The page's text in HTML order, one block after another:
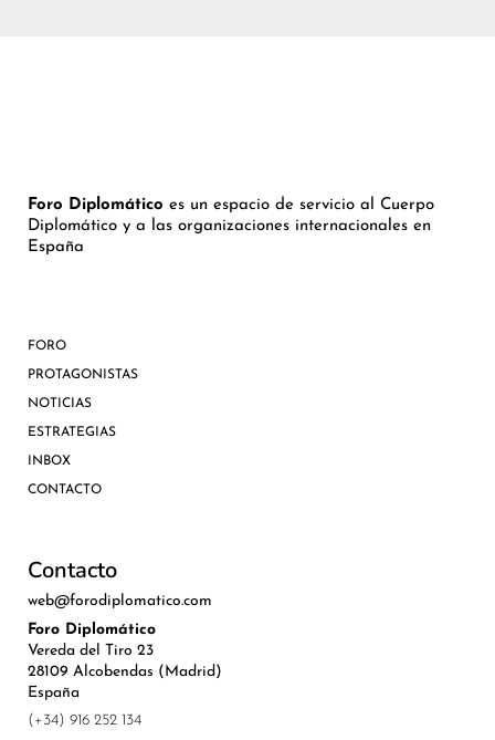
Foro Diplomático es un espacio de servicio al Cuerpo
Diplomático y a las organizaciones internacionales en
España
FORO
PROTAGONISTAS
NOTICIAS
ESTRATEGIAS
INBOX
CONTACTO
Contacto
web@forodiplomatico.com
Foro Diplomático
Vereda del Tiro 23
28109 Alcobendas (Madrid)
España
(+34) 916 252 134